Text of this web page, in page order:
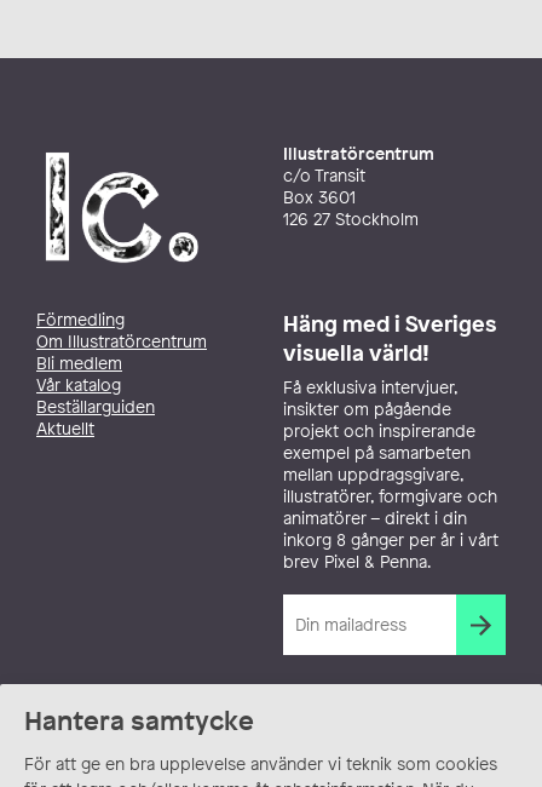
Hantera samtycke
För att ge en bra upplevelse använder vi teknik som cookies
Illustratörcentrum
c/o Transit
Box 3601
126 27 Stockholm
Förmedling
Om Illustratörcentrum
Bli medlem
Vår katalog
Beställarguiden
Aktuellt
Häng med i Sveriges
visuella värld!
Få exklusiva intervjuer,
insikter om pågående
projekt och inspirerande
exempel på samarbeten
mellan uppdragsgivare,
illustratörer, formgivare och
animatörer – direkt i din
inkorg 8 gånger per år i vårt
brev Pixel & Penna.